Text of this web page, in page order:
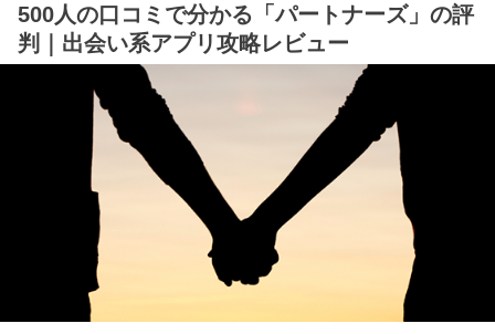
500人の口コミで分かる「パートナーズ」の評
判｜出会い系アプリ攻略レビュー